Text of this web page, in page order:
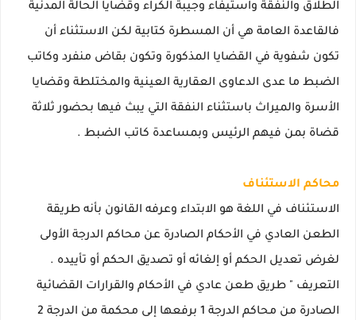
الطلاق والنفقة واستيفاء وجيبة الكراء وقضايا الحالة المدنية
فالقاعدة العامة هي أن المسطرة كتابية لكن الاستثناء أن
تكون شفوية في القضايا المذكورة وتكون بقاض منفرد وكاتب
الضبط ما عدى الدعاوى العقارية العينية والمختلطة وقضايا
الأسرة والميراث باستثناء النفقة التي يبث فيها بحضور ثلاثة
قضاة بمن فيهم الرئيس وبمساعدة كاتب الضبط .
محاكم الاستئناف
الاستئناف في اللغة هو الابتداء وعرفه القانون بأنه طريقة
الطعن العادي في الأحكام الصادرة عن محاكم الدرجة الأولى
لغرض تعديل الحكم أو إلغائه أو تصديق الحكم أو تأييده .
التعريف " طريق طعن عادي في الأحكام والقرارات القضائية
الصادرة من محاكم الدرجة 1 برفعها إلى محكمة من الدرجة 2